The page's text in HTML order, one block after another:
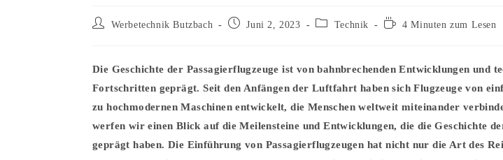
Beitrags-
Werbetechnik Butzbach
BeitragJuni 2, 2023
Beitrags-
Technik Lesedauer:
4 Minuten zum Lesen
Die Geschichte der Passagierflugzeuge ist von bahnbrechenden Entwicklungen und
Fortschritten geprägt. Seit den Anfängen der Luftfahrt haben sich Flugzeuge von
zu hochmodernen Maschinen entwickelt, die Menschen weltweit miteinander
werfen wir einen Blick auf die Meilensteine und Entwicklungen, die die Geschichte
geprägt haben. Die Einführung von Passagierflugzeugen hat nicht nur die Art des